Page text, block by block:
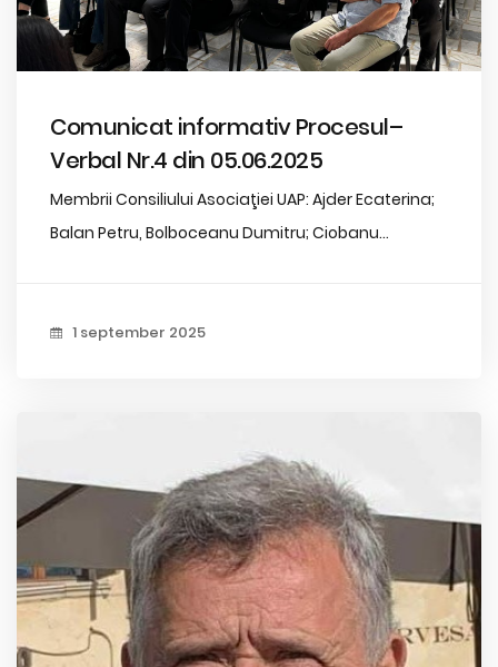
Comunicat informativ Procesul–
Verbal Nr.4 din 05.06.2025
Membrii Consiliului Asociaţiei UAP: Ajder Ecaterina;
Balan Petru, Bolboceanu Dumitru; Ciobanu...
1 september 2025